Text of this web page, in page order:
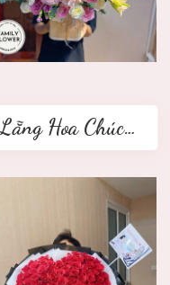
Lẵng Hoa Chúc Mừng